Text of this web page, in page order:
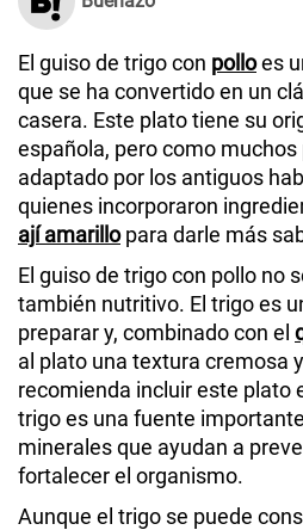
El guiso de trigo con polloes
que se ha convertido en un
casera. Este plato tiene su
española, pero como
adaptado por los antiguos
quienes incorporaron
ají amarillopara darle más
El guiso de trigo con pollo no
también nutritivo. El trigo es
preparar y, combinado con el
al plato una textura cremosa
recomienda incluir este plato
trigo es una fuente
minerales que ayudan a
fortalecer el organismo.
Aunque el trigo se puede